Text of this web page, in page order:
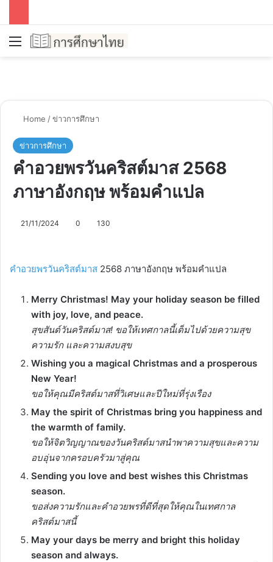
Menu
Home /ข่าวการศึกษา
ข่าวการศึกษา
คำอวยพรวันคริสต์มาส 2568
ภาษาอังกฤษ พร้อมคำแปล
21/11/2024 0 130
คำอวยพรวันคริสต์มาส 2568 ภาษาอังกฤษ พร้อมคำแปล
Merry Christmas! May your holiday season be filled
with joy, love, and peace.
สุขสันต์วันคริสต์มาส! ขอให้เทศกาลนี้เต็มไปด้วยความสุข
ความรัก และความสงบสุข
Wishing you a magical Christmas and a prosperous
New Year!
ขอให้คุณมีคริสต์มาสที่วิเศษและปีใหม่ที่รุ่งเรือง
May the spirit of Christmas bring you happiness and
the warmth of family.
ขอให้จิตวิญญาณของวันคริสต์มาสนำพาความสุขและความ
อบอุ่นจากครอบครัวมาสู่คุณ
Sending you love and best wishes this Christmas
season.
ขอส่งความรักและคำอวยพรที่ดีที่สุดให้คุณในเทศกาล
คริสต์มาสนี้
May your days be merry and bright this holiday
season and always.